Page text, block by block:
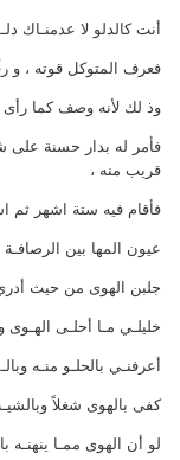
أنت كالدلو لا عدمنـاك
فعرف المتوكل قوته ، و
وذ لك لأنه وصف كما رأى و
فأمر له بدار حسنة على
قريب منه ،
فأقام فيه ستة اشهر ثم
عيون المها بين الرصافـة
جلبن الهوى من حيث أدري
خليلـي مـا أحلـى الهـوى
أعرفنـي بالحلـو منـه
كفى بالهوى شغلاً
لو أن الهوى ممـا ينهنـه